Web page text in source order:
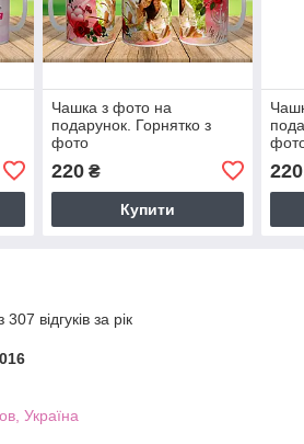
Чашка з фото на
подарунок. Горнятко з
фото
220₴
Купити
220
відгуків за рік
Україна